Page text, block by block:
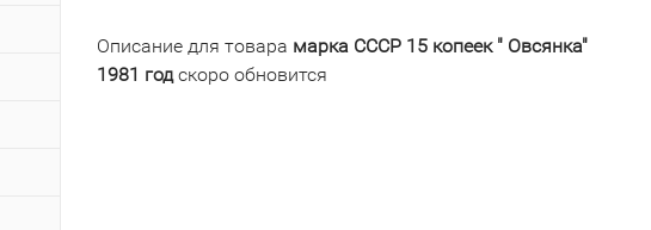
Описание для товара марка СССР 15 копеек " Овсянка"
1981 годскоро обновится